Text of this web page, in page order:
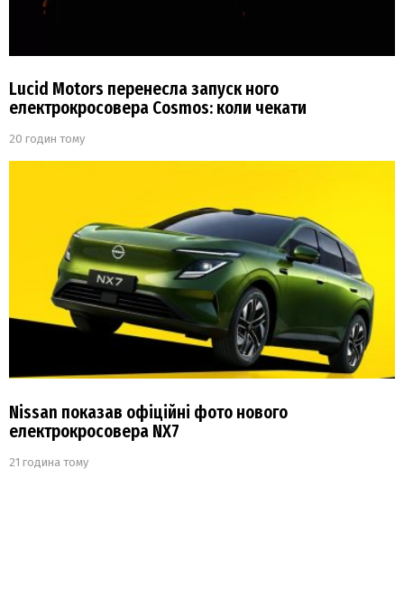
Lucid Motors перенесла запуск ного
електрокросовера Cosmos: коли чекати
20 годин тому
Nissan показав офіційні фото нового
електрокросовера NX7
21 година тому